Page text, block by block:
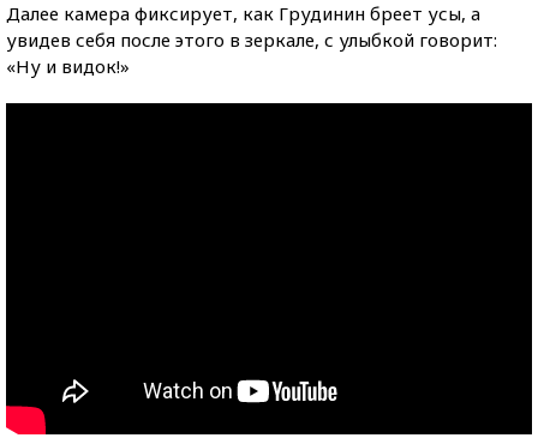
Далее камера фиксирует, как Грудинин бреет усы, а
увидев себя после этого в зеркале, с улыбкой говорит:
«Ну и видок!»